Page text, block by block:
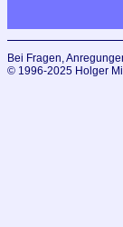
Bei Fragen,
© 1996-2025 Holger